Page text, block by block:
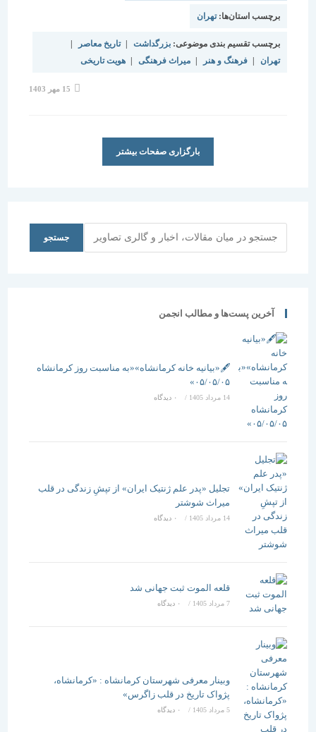
برچسب استان‌ها:تهران
برچسب تقسیم بندی موضوعی:بزرگداشت | تاریخ معاصر |
فرهنگ و هنر | میراث فرهنگی | هویت تاریخی
بارگزاری صفحات بیشتر
جستجو
آخرین پست‌ها و مطالب انجمن
🖋️«بیانیه خانه کرمانشاه»«به مناسبت روز کرمانشاه
۰۵/۰۵/۰۵»
/ ۰ دیدگاه
تجلیل «پدر علم ژنتیک ایران» از تپشِ زندگی در قلب
میراث شوشتر
14 مرداد 1405 / ۰ دیدگاه
قلعه الموت ثبت جهانی شد
/ ۰ دیدگاه
وبینار معرفی شهرستان کرمانشاه : «کرمانشاه،
پژواک تاریخ در قلب زاگرس»
5 مرداد 1405 / ۰ دیدگاه